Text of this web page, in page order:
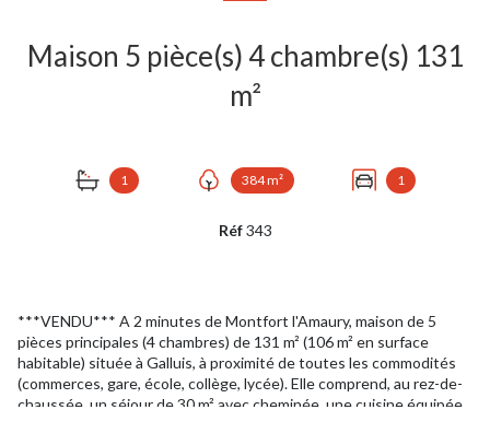
Maison 5 pièce(s) 4 chambre(s) 131
m²
1 384 m² 1
Réf343
***VENDU*** A 2 minutes de Montfort l'Amaury, maison de 5
pièces principales (4 chambres) de 131 m² (106 m² en surface
habitable) située à Galluis, à proximité de toutes les commodités
(commerces, gare, école, collège, lycée). Elle comprend, au rez-de-
chaussée, un séjour de 30 m² avec cheminée, une cuisine équipée